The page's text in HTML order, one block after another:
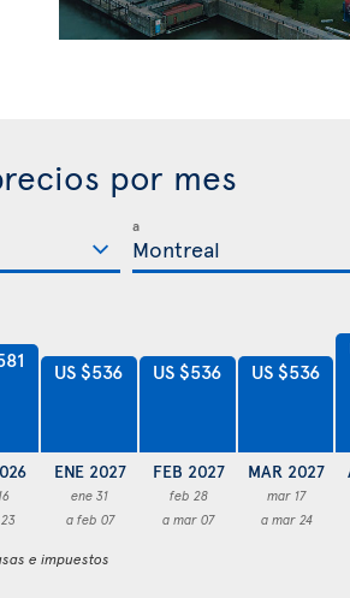
por mes
a
US $536
ENE 2027
ene 31
a feb 07
US $536
FEB 2027
feb 28
a mar 07
US $536
MAR 2027
mar 17
a mar 24
e impuestos